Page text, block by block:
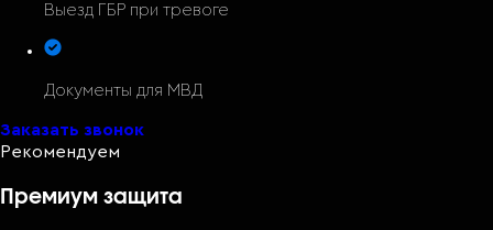
Выезд ГБР при тревоге
Документы для МВД
Заказать звонок
Рекомендуем
Премиум защита